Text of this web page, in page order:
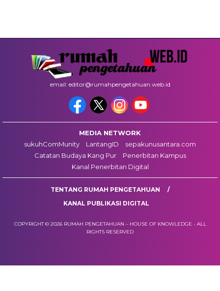
email: editor@rumahpengetahuan.web.id
MEDIA NETWORK
sukuhComMunity
LantangID
sepakunusantara.com
Catatan Budaya Kang Pur
Penerbitan Kampus
Kanal Penerbitan Digital
TENTANG RUMAH PENGETAHUAN
KANAL PUBLIKASI DIGITAL
COPYRIGHT © 2026 RUMAH PENGETAHUAN – HOUSE OF KNOWLEDGE - ALL
RIGHTS RESERVED